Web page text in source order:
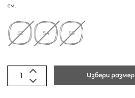
см.
52 54 56
Избери размер